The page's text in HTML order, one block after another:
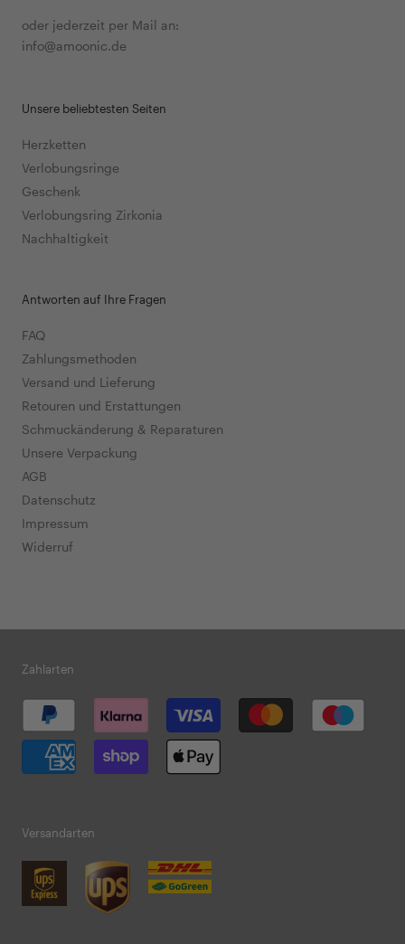
oder jederzeit per Mail an:
info@amoonic.de
Unsere beliebtesten Seiten
Herzketten
Verlobungsringe
Geschenk
Verlobungsring Zirkonia
Nachhaltigkeit
Antworten auf Ihre Fragen
FAQ
Zahlungsmethoden
Versand und Lieferung
Retouren und Erstattungen
Schmuckänderung & Reparaturen
Unsere Verpackung
AGB
Datenschutz
Impressum
Widerruf
Zahlarten
Versandarten